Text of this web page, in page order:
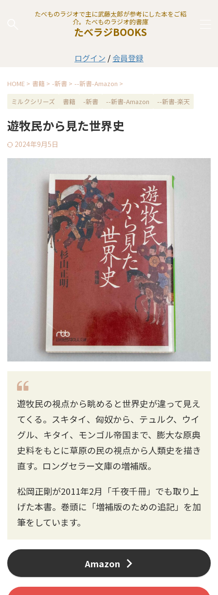
たべものラジオで主に武藤太郎が参考にした本をご紹
介。たべものラジオ的書庫
たべラジBOOKS
ログイン / 会員登録
HOME > 書籍 > -新書 > --新書-Amazon >
ミルクシリーズ
書籍 -新書 --新書-Amazon --新書-楽天
遊牧民から見た世界史
2024年9月5日
遊牧民の視点から眺めると世界史が違って見え
てくる。スキタイ、匈奴から、テュルク、ウイ
グル、キタイ、モンゴル帝国まで、膨大な原典
史料をもとに草原の民の視点から人類史を描き
直す。ロングセラー文庫の増補版。
松岡正剛が2011年2月「千夜千冊」でも取り上
げた本書。巻頭に「増補版のための追記」を加
筆をしています。
Amazon